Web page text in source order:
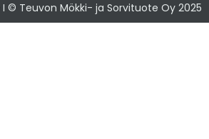
I © Teuvon Mökki- ja Sorvituote Oy 2025